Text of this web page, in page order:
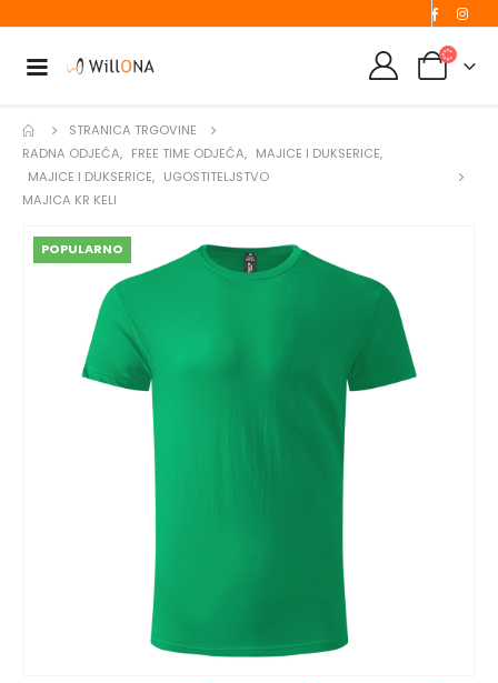
STRANICA TRGOVINE
RADNA ODJEĆA, FREE TIME ODJEĆA, MAJICE I DUKSERICE,
MAJICE I DUKSERICE, UGOSTITELJSTVO
MAJICA KR KELI
POPULARNO